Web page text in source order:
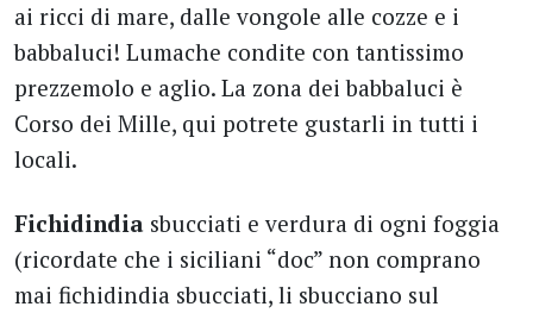
ai ricci di mare, dalle vongole alle cozze e i
babbaluci! Lumache condite con tantissimo
prezzemolo e aglio. La zona dei babbaluci è
Corso dei Mille, qui potrete gustarli in tutti i
locali.
Fichidindia sbucciati e verdura di ogni foggia
(ricordate che i siciliani “doc” non comprano
mai fichidindia sbucciati, li sbucciano sul